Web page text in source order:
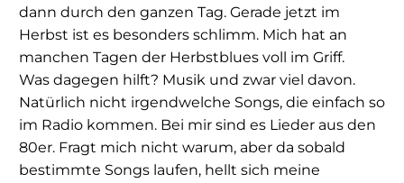
dann durch den ganzen Tag. Gerade jetzt im
Herbst ist es besonders schlimm. Mich hat an
manchen Tagen der Herbstblues voll im Griff.
Was dagegen hilft? Musik und zwar viel davon.
Natürlich nicht irgendwelche Songs, die einfach so
im Radio kommen. Bei mir sind es Lieder aus den
80er. Fragt mich nicht warum, aber da sobald
bestimmte Songs laufen, hellt sich meine